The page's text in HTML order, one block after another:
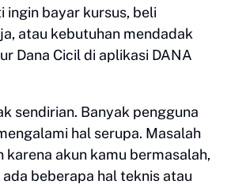
ingin bayar kursus, beli
atau kebutuhan mendadak
Dana Cicil di aplikasi DANA
sendirian. Banyak pengguna
hal serupa. Masalah
karena akun kamu bermasalah,
beberapa hal teknis atau